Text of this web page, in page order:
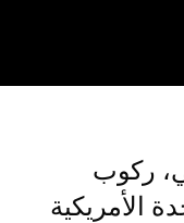
ركوب
الأمريكية